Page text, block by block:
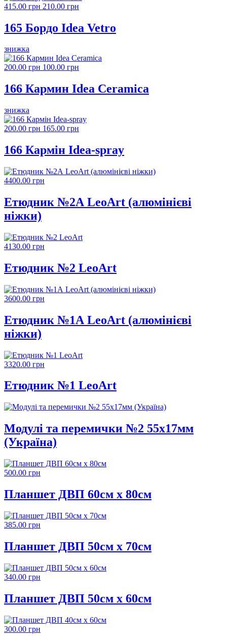
415.00 грн 210.00 грн
165 Бордо Idea Vetro
знижка
200.00 грн 100.00 грн
166 Кармин Idea Ceramica
знижка
200.00 грн 165.00 грн
166 Кармін Idea-spray
4400.00 грн
Етюдник №2А LeoArt (алюмінієві
ніжки)
4130.00 грн
Етюдник №2 LeoArt
3600.00 грн
Етюдник №1А LeoArt (алюмінієві
ніжки)
3320.00 грн
Етюдник №1 LeoArt
Модулі та перемички №2 55х17мм
(Україна)
500.00 грн
Планшет ДВП 60см х 80см
385.00 грн
Планшет ДВП 50см х 70см
340.00 грн
Планшет ДВП 50см х 60см
300.00 грн